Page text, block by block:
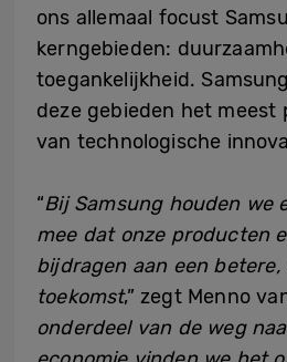
ons allemaal focust
kerngebieden:
toegankelijkheid.
deze gebieden het meest
van technologische
“Bij Samsung houden we
mee dat onze producten
bijdragen aan een
toekomst,” zegt Menno
onderdeel van de weg